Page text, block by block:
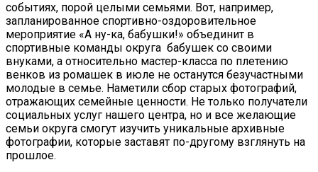
событиях, порой целыми семьями. Вот, например,
запланированное спортивно-оздоровительное
мероприятие «А ну-ка, бабушки!» объединит в
спортивные команды округа бабушек со своими
внуками, а относительно мастер-класса по плетению
венков из ромашек в июле не останутся безучастными
молодые в семье. Наметили сбор старых фотографий,
отражающих семейные ценности. Не только получатели
социальных услуг нашего центра, но и все желающие
семьи округа смогут изучить уникальные архивные
фотографии, которые заставят по-другому взглянуть на
прошлое.